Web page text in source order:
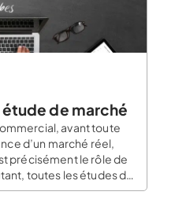
de marché
avant toute
d’un marché réel,
précisément le rôle de
toutes les études de
Chaque étude doit